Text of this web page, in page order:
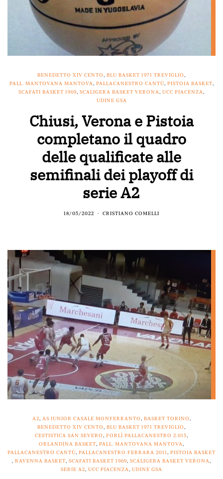
BENEDETTO XIV CENTO, BLU BASKET 1971 TREVIGLIO,
PALL. MANTOVANA MANTOVA, PALLACANESTRO CANTÙ, PISTOIA BASKET,
SCAFATI BASKET 1969, SCALIGERA BASKET VERONA, UCC PIACENZA,
UDINE GSA
Chiusi, Verona e Pistoia
completano il quadro
delle qualificate alle
semifinali dei playoff di
serie A2
18/05/2022 CRISTIANO COMELLI
A2, AS JUNIOR CASALE MONFERRANTO, BASKET TORINO,
BENEDETTO XIV CENTO, BLU BASKET 1971 TREVIGLIO,
CESTISTICA SAN SEVERO, FORLÌ PALLACANESTRO 2.015,
ORLANDINA BASKET, PALL. MANTOVANA MANTOVA,
PALLACANESTRO CANTÙ, PALLACANESTRO FERRARA 2011, PISTOIA BASKET
, RAVENNA BASKET, SCAFATI BASKET 1969, SCALIGERA BASKET VERONA,
SERIE A2, UCC PIACENZA, UDINE GSA